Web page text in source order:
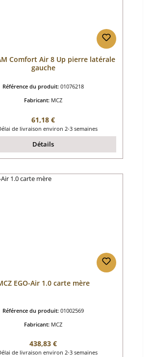
Comfort Air 8 Up pierre latérale
gauche
Référence du produit: 01076218
Fabricant: MCZ
Prix régulier :
61,18 €
de livraison environ 2-3 semaines
Détails
EGO-Air 1.0 carte mère
Référence du produit: 01002569
Fabricant: MCZ
Prix régulier :
438,83 €
de livraison environ 2-3 semaines